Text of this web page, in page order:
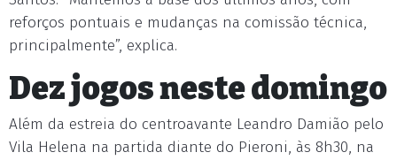
reforços pontuais e mudanças na comissão técnica,
principalmente”, explica.
Dez jogos neste domingo
Além da estreia do centroavante Leandro Damião pelo
Vila Helena na partida diante do Pieroni, às 8h30, na